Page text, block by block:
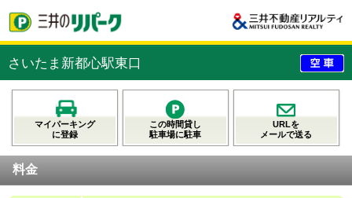
さいたま新都心駅東口
マイパーキング
に登録
この時間貸し
駐車場に駐車
URLを
メールで送る
料金